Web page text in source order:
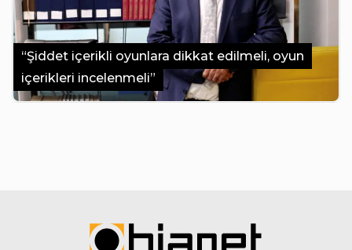
“Şiddet içerikli oyunlara dikkat edilmeli, oyun
içerikleri incelenmeli”